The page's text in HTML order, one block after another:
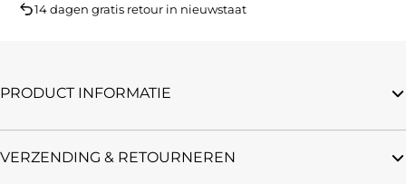
14 dagen gratis retour in nieuwstaat
PRODUCT INFORMATIE
VERZENDING & RETOURNEREN